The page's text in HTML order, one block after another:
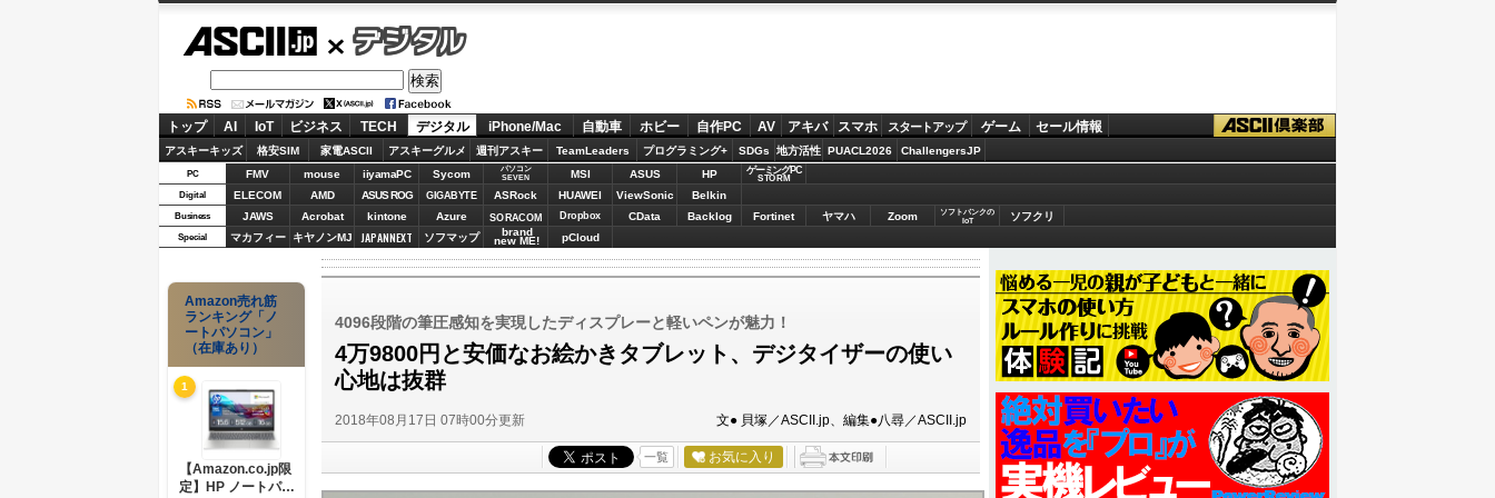
デジタル
トップ AI IoT ビジネス TECH デジタル iPhone/Mac 自動車 ホビー 自作PC AV アキバ スマホ スタートアップ ゲーム セール情報
アスキーキッズ 格安SIM 家電ASCII アスキーグルメ 週刊アスキー TeamLeaders プログラミング+ SDGs 地方活性 PUACL2026 ChallengersJP
PC FMV mouse iiyamaPC Sycom
パソコン
SEVEN
MSI ASUS HP ゲーミングPC
STORM
Digital ELECOM AMD ASUS ROG GIGABYTE ASRock HUAWEI ViewSonic Belkin
Business JAWS Acrobat kintone Azure SORACOM Dropbox CData Backlog Fortinet ヤマハ Zoom
ソフトバンクの
IoT
ソフクリ
Special マカフィー キヤノンMJ JAPANNEXT ソフマップ brand
new ME! pCloud
4096段階の筆圧感知を実現したディスプレーと軽いペンが魅力！
4万9800円と安価なお絵かきタブレット、デジタイザーの使い
心地は抜群
2018年08月17日 07時00分更新 文● 貝塚／ASCII.jp、編集●八尋／ASCII.jp
一覧 お気に入り
Amazon売れ筋
ランキング「ノ
ートパソコン」
（在庫あり）
1
【Amazon.co.jp限
定】HP ノートパソ